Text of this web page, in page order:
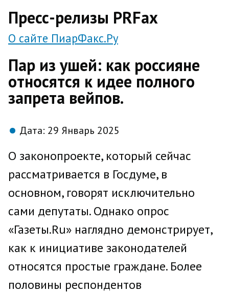
Пресс-релизы PRFax
О сайте ПиарФакс.Ру
Пар из ушей: как россияне
относятся к идее полного
запрета вейпов.
Дата: 29 Январь 2025
О законопроекте, который сейчас
рассматривается в Госдуме, в
основном, говорят исключительно
сами депутаты. Однако опрос
«Газеты.Ru» наглядно демонстрирует,
как к инициативе законодателей
относятся простые граждане. Более
половины респондентов